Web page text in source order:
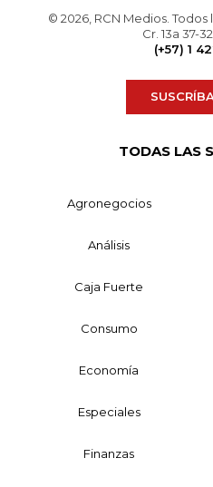
© 2026, RCN Medios.
Cr. 13a 37-
(+57) 1
TODAS LAS
Agronegocios
Análisis
Caja Fuerte
Consumo
Economía
Especiales
Finanzas